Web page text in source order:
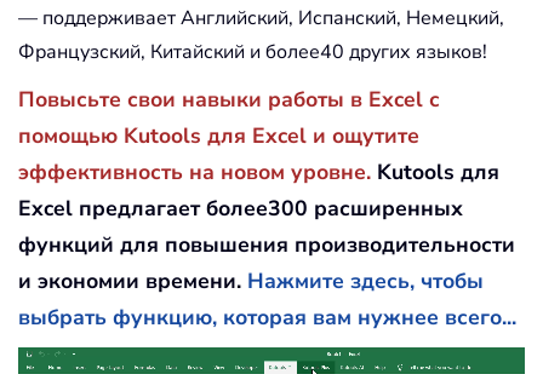
— поддерживает Английский, Испанский, Немецкий,
Французский, Китайский и более40 других языков!
Повысьте свои навыки работы в Excel с
помощью Kutools для Excel и ощутите
эффективность на новом уровне. Kutools для
Excel предлагает более300 расширенных
функций для повышения производительности
и экономии времени. Нажмите здесь, чтобы
выбрать функцию, которая вам нужнее всего...